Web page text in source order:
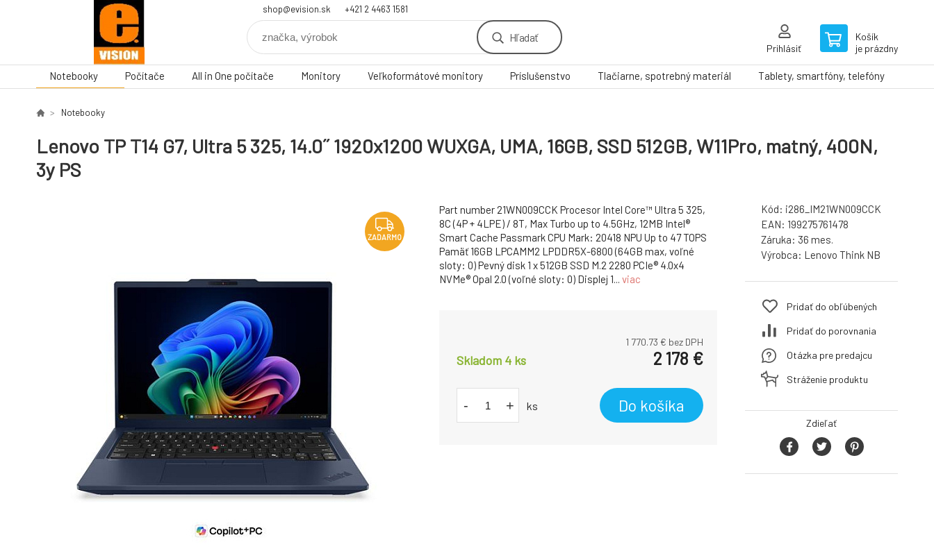
shop@evision.sk +421 2 4463 1581
Hľadať
Prihlásiť
Košík
je prázdny
Notebooky Počítače All in One počítače Monitory Veľkoformátové monitory Príslušenstvo Tlačiarne, spotrebný materiál Tablety, smartfóny, telefóny
Notebooky
Lenovo TP T14 G7, Ultra 5 325, 14.0˝ 1920x1200 WUXGA, UMA, 16GB, SSD 512GB, W11Pro, matný, 400N,
3y PS
ZADARMO
Part number 21WN009CCK Procesor Intel Core™ Ultra 5 325,
8C (4P + 4LPE) / 8T, Max Turbo up to 4.5GHz, 12MB Intel®
Smart Cache Passmark CPU Mark: 20418 NPU Up to 47 TOPS
Pamäť 16GB LPCAMM2 LPDDR5X-6800 (64GB max, voľné
sloty: 0) Pevný disk 1 x 512GB SSD M.2 2280 PCIe® 4.0x4
NVMe® Opal 2.0 (voľné sloty: 0) Displej 1... viac
1 770.73 € bez DPH
Skladom 4 ks 2 178 €
- + ks Do košíka
Kód: i286_IM21WN009CCK
EAN: 199275761478
Záruka: 36 mes.
Výrobca: Lenovo Think NB
Pridať do obľúbených
Pridať do porovnania
Otázka pre predajcu
Stráženie produktu
Zdieľať